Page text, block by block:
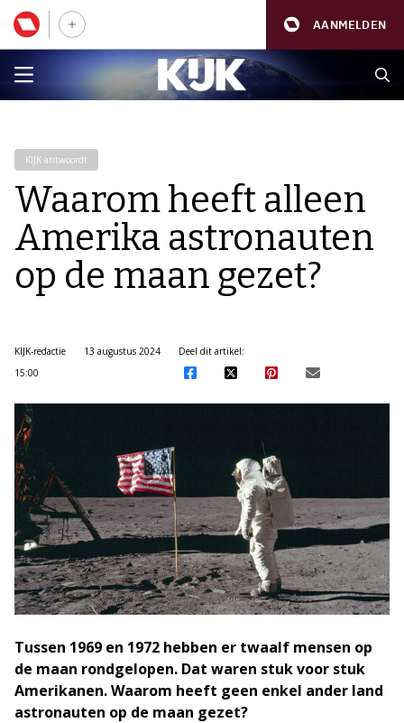
AANMELDEN
KIJK antwoordt
Waarom heeft alleen
Amerika astronauten
op de maan gezet?
KIJK-redactie
13 augustus 2024
15:00
Deel dit artikel:
Tussen 1969 en 1972 hebben er twaalf mensen op
de maan rondgelopen. Dat waren stuk voor stuk
Amerikanen. Waarom heeft geen enkel ander land
astronauten op de maan gezet?